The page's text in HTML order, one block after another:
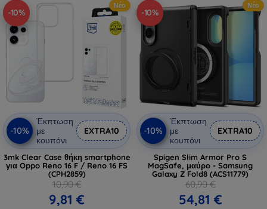
-10%
Νέο
-10%
Έκπτωση
με
κουπόνι
EXTRA10
3mk Clear Case θήκη smartphone
για Oppo Reno 16 F / Reno 16 FS
(CPH2859)
10,90 €
9,81 €
-10%
Νέο
-10%
Έκπτωση
με
κουπόνι
EXTRA10
Spigen Slim Armor Pro S
MagSafe, μαύρο - Samsung
Galaxy Z Fold8 (ACS11779)
60,90 €
54,81 €